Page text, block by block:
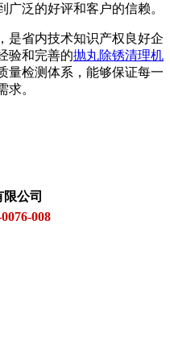
泛的好评和客户的信赖。
，是省内技术知识产权良好企
验和完善的抛丸除锈清理机
量检测体系，能够保证每一
求。
公司
008